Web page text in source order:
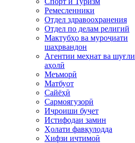
Ремесленники
Отдел здравоохранения
Отдел по делам религий
Мактубҳо ва муроҷиати
шаҳрвандон
Агентии меҳнат ва шуғли
аҳолӣ
Меъморӣ
Матбуот
Сайёҳӣ
Сармоягузорӣ
Иҷроиши буҷет
Истифодаи замин
Ҳолати фавқулодда
Хифзи иҷтимоӣ